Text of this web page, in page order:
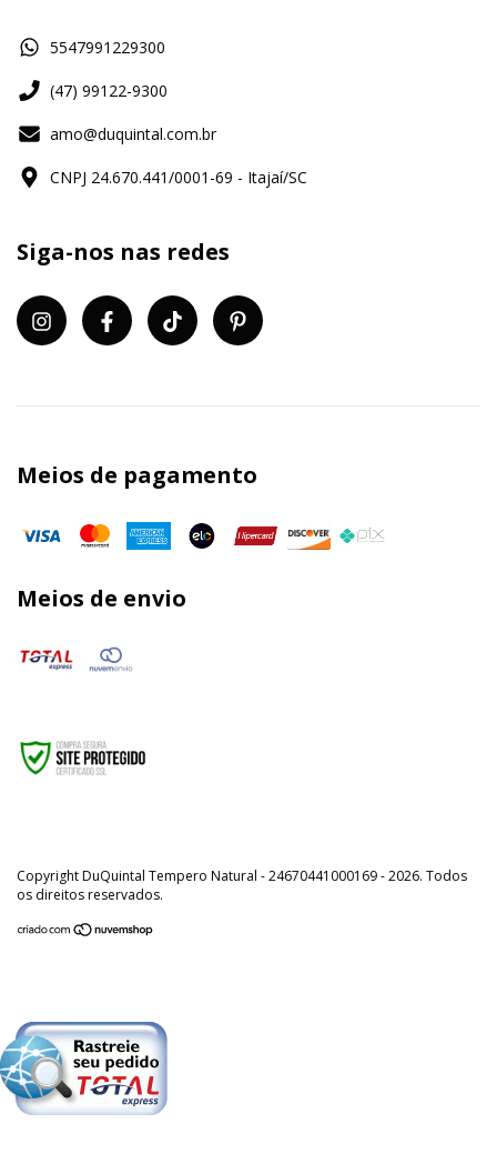
5547991229300
(47) 99122-9300
amo@duquintal.com.br
CNPJ 24.670.441/0001-69 - Itajaí/SC
Siga-nos nas redes
Meios de pagamento
Meios de envio
Copyright DuQuintal Tempero Natural - 24670441000169 - 2026. Todos
os direitos reservados.